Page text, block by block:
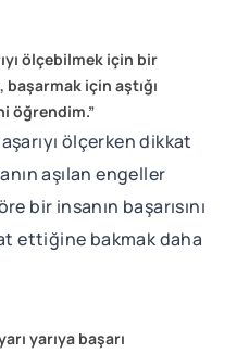
ölçebilmek için bir
başarmak için aştığı
öğrendim.”
ölçerken dikkat
aşılan engeller
bir insanın başarısını
ettiğine bakmak daha
yarıya başarı